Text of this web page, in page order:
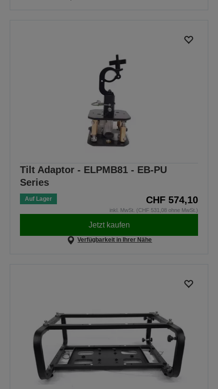
Tilt Adaptor - ELPMB81 - EB-PU
Series
Auf Lager CHF 574,10
inkl. MwSt. (CHF 531,08 ohne MwSt.)
Jetzt kaufen
Verfügbarkeit in Ihrer Nähe